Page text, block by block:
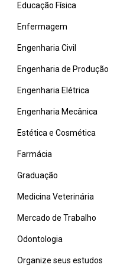
Educação Física
Enfermagem
Engenharia Civil
Engenharia de Produção
Engenharia Elétrica
Engenharia Mecânica
Estética e Cosmética
Farmácia
Graduação
Medicina Veterinária
Mercado de Trabalho
Odontologia
Organize seus estudos